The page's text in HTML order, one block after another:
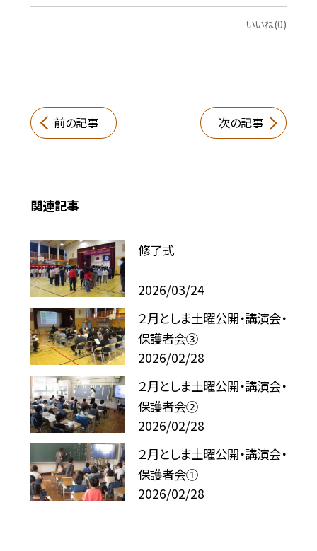
いいね(0)
前の記事 次の記事
関連記事
修了式
2026/03/24
２月としま土曜公開・講演会・
保護者会③
2026/02/28
２月としま土曜公開・講演会・
保護者会②
2026/02/28
２月としま土曜公開・講演会・
保護者会①
2026/02/28